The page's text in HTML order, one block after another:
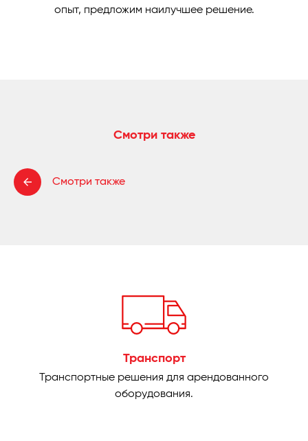
опыт, предложим наилучшее решение.
Смотри также
Смотри также
Транспорт
Транспортные решения для арендованного
оборудования.